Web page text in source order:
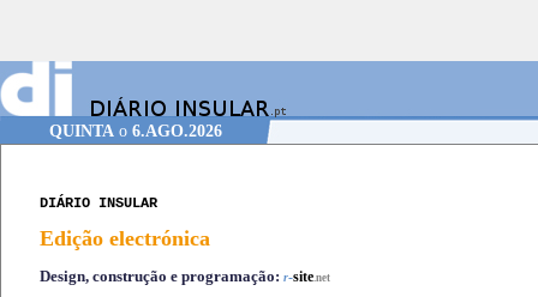
QUINTAo 6.AGO.2026
DIÁRIO INSULAR
Edição electrónica
Design, construção e programação: r-site.net